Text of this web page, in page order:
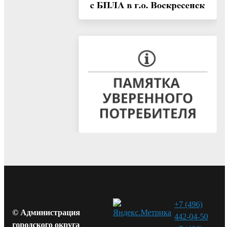
© Администрация
городского округа
+7 (496)
442-04-50